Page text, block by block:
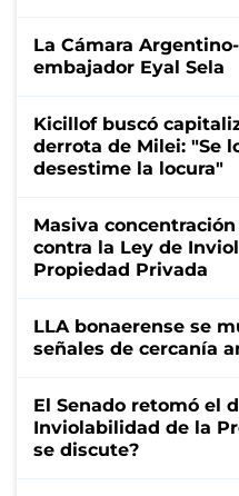
La Cámara
embajador Eyal Sela
Kicillof buscó
derrota de Milei: "Se
desestime la locura"
Masiva
contra la Ley de
Propiedad Privada
LLA bonaerense se
señales de cercanía
El Senado retomó el
Inviolabilidad de la
se discute?